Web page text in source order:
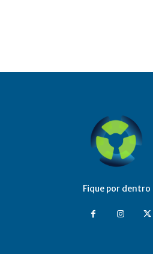
Fique por dentro